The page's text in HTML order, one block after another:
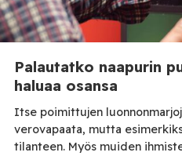
Palautatko naapurin
haluaa osansa
Itse poimittujen
verovapaata, mutta
tilanteen. Myös muiden